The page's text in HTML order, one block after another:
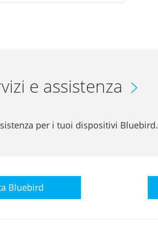
e assistenza
per i tuoi dispositivi Bluebird.
Bluebird